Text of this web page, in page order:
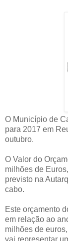
O Município de
para 2017 em
outubro.
O Valor do
milhões de
previsto na
cabo.
Este orçamento
em relação ao
milhões de
vai representar